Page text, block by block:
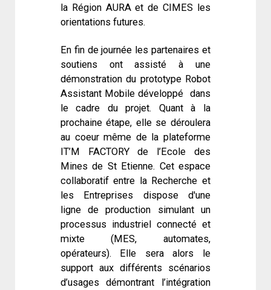
la Région AURA et de CIMES les
orientations futures.
En fin de journée les partenaires et
soutiens ont assisté à une
démonstration du prototype Robot
Assistant Mobile développé dans
le cadre du projet. Quant à la
prochaine étape, elle se déroulera
au coeur même de la plateforme
IT’M FACTORY de l’Ecole des
Mines de St Etienne. Cet espace
collaboratif entre la Recherche et
les Entreprises dispose d'une
ligne de production simulant un
processus industriel connecté et
mixte (MES, automates,
opérateurs). Elle sera alors le
support aux différents scénarios
d’usages démontrant l’intégration